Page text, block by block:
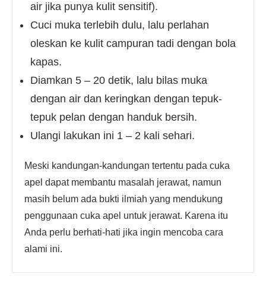
air jika punya kulit sensitif).
Cuci muka terlebih dulu, lalu perlahan
oleskan ke kulit campuran tadi dengan bola
kapas.
Diamkan 5 – 20 detik, lalu bilas muka
dengan air dan keringkan dengan tepuk-
tepuk pelan dengan handuk bersih.
Ulangi lakukan ini 1 – 2 kali sehari.
Meski kandungan-kandungan tertentu pada cuka
apel dapat membantu masalah jerawat, namun
masih belum ada bukti ilmiah yang mendukung
penggunaan cuka apel untuk jerawat. Karena itu
Anda perlu berhati-hati jika ingin mencoba cara
alami ini.